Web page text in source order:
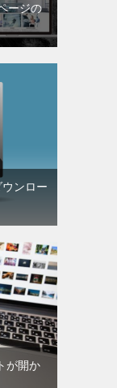
ージの
ウンロー
が開か